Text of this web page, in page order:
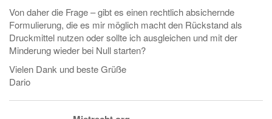
Von daher die Frage – gibt es einen rechtlich absichernde
Formulierung, die es mir möglich macht den Rückstand als
Druckmittel nutzen oder sollte ich ausgleichen und mit der
Minderung wieder bei Null starten?
Vielen Dank und beste Grüße
Dario